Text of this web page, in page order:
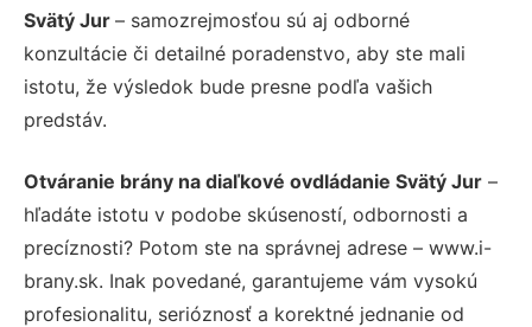
Svätý Jur – samozrejmosťou sú aj odborné
konzultácie či detailné poradenstvo, aby ste mali
istotu, že výsledok bude presne podľa vašich
predstáv.
Otváranie brány na diaľkové ovdládanie Svätý Jur –
hľadáte istotu v podobe skúseností, odbornosti a
precíznosti? Potom ste na správnej adrese – www.i-
brany.sk. Inak povedané, garantujeme vám vysokú
profesionalitu, serióznosť a korektné jednanie od